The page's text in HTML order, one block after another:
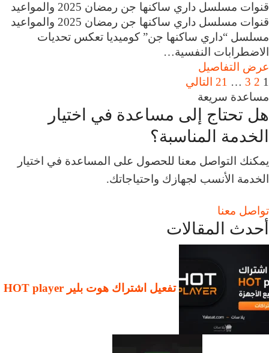
قنوات مسلسل داري ساكنها جن رمضان 2025 والمواعيد
قنوات مسلسل داري ساكنها جن رمضان 2025 والمواعيد
مسلسل “داري ساكنها جن” كوميديا تعكس تحديات
الاضطرابات النفسية…
عرض التفاصيل
1
2
3
…
21
التالي
مساعدة سريعة
هل تحتاج إلى مساعدة في اختيار
الخدمة المناسبة؟
يمكنك التواصل معنا للحصول على المساعدة في اختيار
الخدمة الأنسب لجهازك واحتياجاتك.
تواصل معنا
أحدث المقالات
تفعيل اشتراك هوت بلير HOT player